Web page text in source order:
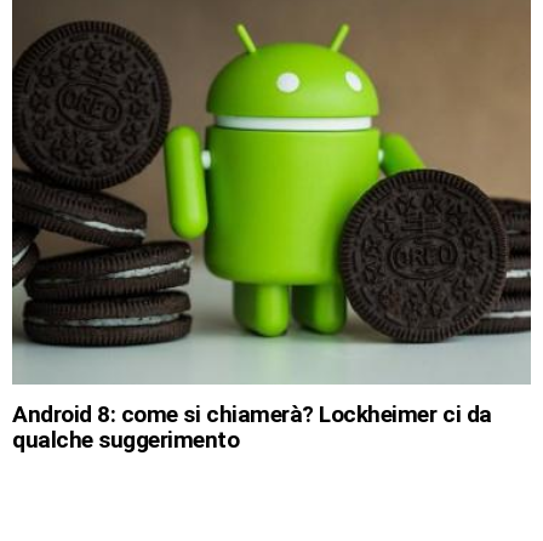
Android 8: come si chiamerà? Lockheimer ci da
qualche suggerimento